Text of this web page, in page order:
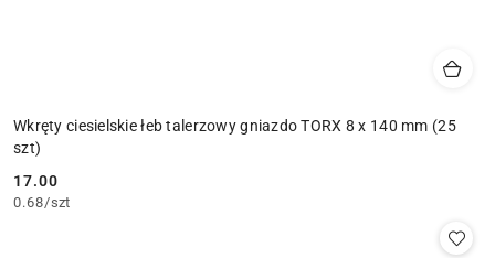
Wkręty ciesielskie łeb talerzowy gniazdo TORX 8 x 140 mm (25
szt)
Cena:
17.00
0.68/szt